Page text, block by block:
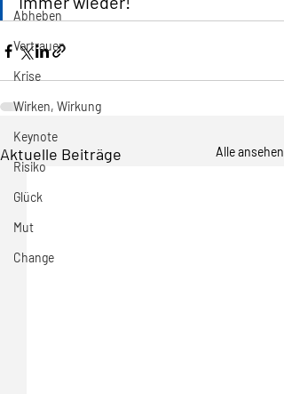
Abheben
Vertrauen
Krise
Wirken, Wirkung
Keynote
Risiko
Glück
Mut
Change
Aktuelle Beiträge Alle ansehen